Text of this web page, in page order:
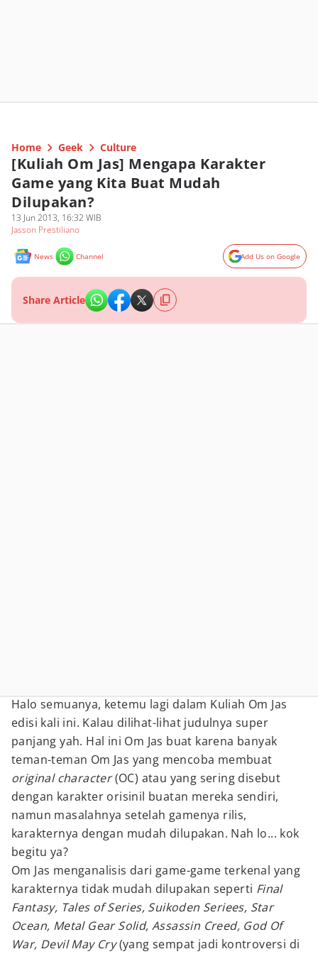
Home Geek Culture
[Kuliah Om Jas] Mengapa Karakter
Game yang Kita Buat Mudah
Dilupakan?
13 Jun 2013, 16:32 WIB
Jasson Prestiliano
News Channel Add Us on Google
Share Article
Halo semuanya, ketemu lagi dalam Kuliah Om Jas
edisi kali ini. Kalau dilihat-lihat judulnya super
panjang yah. Hal ini Om Jas buat karena banyak
teman-teman Om Jas yang mencoba membuat
original character(OC) atau yang sering disebut
dengan karakter orisinil buatan mereka sendiri,
namun masalahnya setelah gamenya rilis,
karakternya dengan mudah dilupakan. Nah lo... kok
begitu ya?
Om Jas menganalisis dari game-game terkenal yang
karakternya tidak mudah dilupakan seperti Final
Fantasy, Tales of Series, Suikoden Seriees, Star
Ocean, Metal Gear Solid, Assassin Creed, God Of
War, Devil May Cry(yang sempat jadi kontroversi di